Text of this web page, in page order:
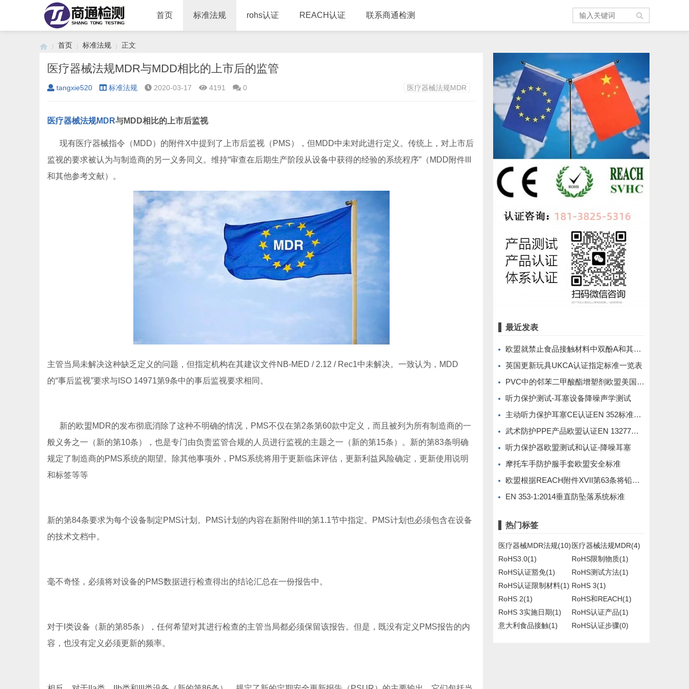
首页 标准法规 rohs认证 REACH认证 联系商通检测
›
首页
›
标准法规
›
正文
医疗器械法规MDR与MDD相比的上市后的监管
tangxie520 标准法规 2020-03-17 4191 0 医疗器械法规MDR
医疗器械法规MDR与MDD相比的上市后监视
现有医疗器械指令（MDD）的附件X中提到了上市后监视（PMS），但MDD中未对此进行定义。传统上，对上市后
监视的要求被认为与制造商的另一义务同义。维持“审查在后期生产阶段从设备中获得的经验的系统程序”（MDD附件III
和其他参考文献）。
主管当局未解决这种缺乏定义的问题，但指定机构在其建议文件NB-MED / 2.12 / Rec1中未解决。一致认为，MDD
的“事后监视”要求与ISO 14971第9条中的事后监视要求相同。
新的欧盟MDR的发布彻底消除了这种不明确的情况，PMS不仅在第2条第60款中定义，而且被列为所有制造商的一
般义务之一（新的第10条），也是专门由负责监管合规的人员进行监视的主题之一（新的第15条）。新的第83条明确
规定了制造商的PMS系统的期望。除其他事项外，PMS系统将用于更新临床评估，更新利益风险确定，更新使用说明
和标签等等
新的第84条要求为每个设备制定PMS计划。PMS计划的内容在新附件III的第1.1节中指定。PMS计划也必须包含在设备
的技术文档中。
毫不奇怪，必须将对设备的PMS数据进行检查得出的结论汇总在一份报告中。
对于I类设备（新的第85条），任何希望对其进行检查的主管当局都必须保留该报告。但是，既没有定义PMS报告的内
容，也没有定义必须更新的频率。
最近发表
欧盟就禁止食品接触材料中双酚A和其他双酚磋商
英国更新玩具UKCA认证指定标准一览表
PVC中的邻苯二甲酸酯增塑剂欧盟美国管控要求
听力保护测试-耳塞设备降噪声学测试
主动听力保护耳塞CE认证EN 352标准介绍
武术防护PPE产品欧盟认证EN 13277标准
听力保护器欧盟测试和认证-降噪耳塞
摩托车手防护服手套欧盟安全标准
欧盟根据REACH附件XVII第63条将铅限制扩大到PVC制品
EN 353-1:2014垂直防坠落系统标准
热门标签
医疗器械MDR法规(10) 医疗器械法规MDR(4)
RoHS3.0(1)
RoHS限制物质(1)
RoHS认证豁免(1)
RoHS测试方法(1)
RoHS认证限制材料(1) RoHS 3(1)
RoHS 2(1)
RoHS和REACH(1)
RoHS 3实施日期(1)
RoHS认证产品(1)
意大利食品接触(1)
RoHS认证步骤(0)